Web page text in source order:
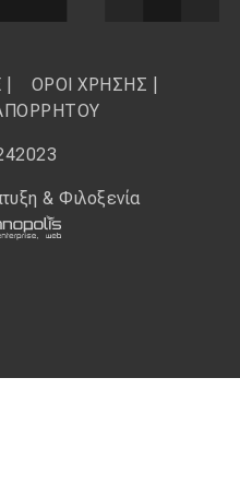
ΟΡΟΙ ΧΡΗΣΗΣ
& Φιλοξενία